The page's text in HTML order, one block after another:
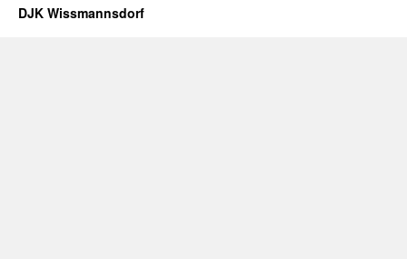
DJK Wissmannsdorf